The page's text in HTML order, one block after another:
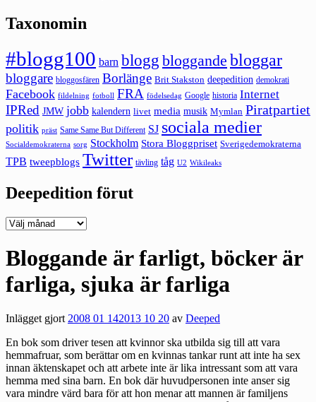
Taxonomin
#blogg100 barn blogg bloggande bloggar
bloggare bloggosfären Borlänge Brit Stakston deepedition demokrati
Facebook fildelning fotboll FRA födelsedag Google historia Internet
IPRed JMW jobb kalendern livet media musik Mymlan Piratpartiet
politik präst Same Same But Different SJ sociala medier
Socialdemokraterna sorg Stockholm Stora Bloggpriset Sverigedemokraterna
TPB tweepblogs Twitter tävling tåg U2 Wikileaks
Deepedition förut
Deepedition
Bloggande är farligt, böcker är
farliga, sjuka är farliga
Inlägget gjort2008 01 142013 10 20 av Deeped
En bok som driver tesen att kvinnor ska utbilda sig till att vara
hemmafruar, som berättar om en kvinnas tankar runt att inte ha sex
innan äktenskapet och att arbete inte är lika intressant som att vara
hemma med sina barn. En bok där huvudpersonen inte anser sig
vara mindre värd bara för att hon menar att mannen är familjens